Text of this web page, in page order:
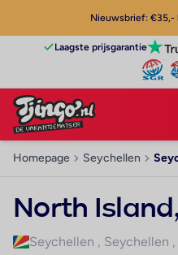
Nieuwsbrief: €35,-
Laagste prijsgarantie
Homepage Seychellen
North
Seychellen , Seychellen ,